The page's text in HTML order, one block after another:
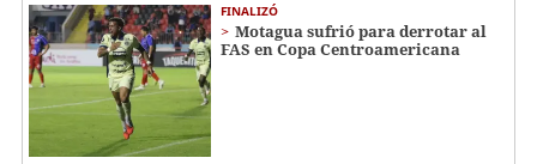
FINALIZÓ
Motagua sufrió para derrotar al
FAS en Copa Centroamericana